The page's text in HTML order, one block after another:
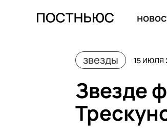
звезды 15 ИЮЛЯ
Звезде